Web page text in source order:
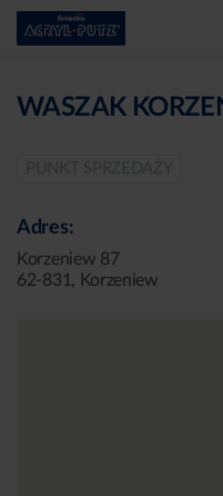
WASZAK
Adres:
Korzeniew 87
62-831, Korzeniew